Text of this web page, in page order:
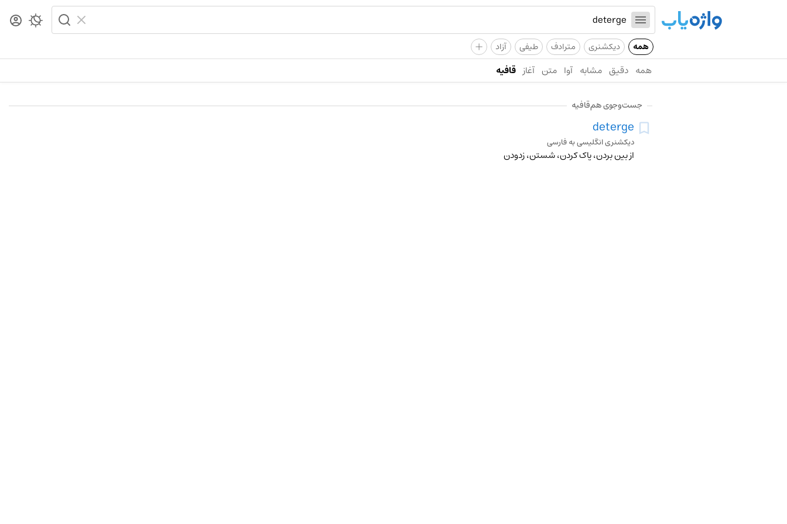
همه دیکشنری مترادف طیفی آزاد +
همه دقیق مشابه آوا متن آغاز قافیه
جست‌وجوی هم‌قافیه
deterge
دیکشنری انگلیسی به فارسی
از بین بردن، پاک کردن، شستن، زدودن